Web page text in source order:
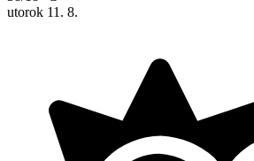
utorok 11. 8.